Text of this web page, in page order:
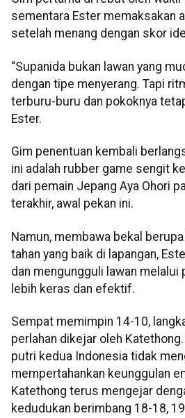
sementara Ester memaksakan
setelah menang dengan skor
“Supanida bukan lawan yang
dengan tipe menyerang. Tapi
terburu-buru dan pokoknya
Ester.
Gim penentuan kembali
ini adalah rubber game sengit
dari pemain Jepang Aya Ohori
terakhir, awal pekan ini.
Namun, membawa bekal
tahan yang baik di lapangan,
dan mengungguli lawan melalui
lebih keras dan efektif.
Sempat memimpin 14-10,
perlahan dikejar oleh
putri kedua Indonesia tidak
mempertahankan keunggulan
Katethong terus mengejar
kedudukan berimbang 18-18,